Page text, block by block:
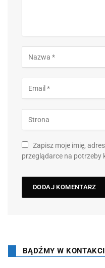
Zapisz moje imię,
przeglądarce na potrzeby
BĄDŹMY W